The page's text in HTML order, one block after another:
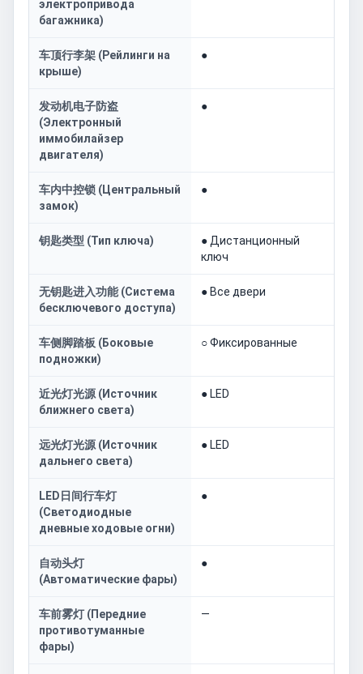
электропривода
багажника)
车顶行李架 (Рейлинги на
крыше)
●
发动机电子防盗
(Электронный
иммобилайзер
двигателя)
●
车内中控锁 (Центральный
замок)
●
钥匙类型 (Тип ключа)
● Дистанционный
ключ
无钥匙进入功能 (Система
бесключевого доступа)
● Все двери
车侧脚踏板 (Боковые
подножки)
○ Фиксированные
近光灯光源 (Источник
ближнего света)
● LED
远光灯光源 (Источник
дальнего света)
● LED
LED日间行车灯
(Светодиодные
дневные ходовые огни)
●
自动头灯
(Автоматические фары)
●
车前雾灯 (Передние
противотуманные
фары)
—